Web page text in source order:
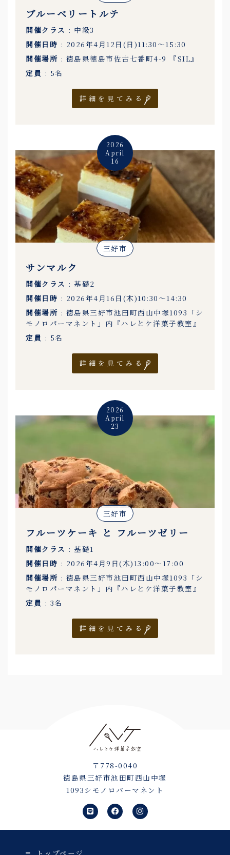
ブルーベリートルテ
開催クラス : 中級3
開催日時 : 2026年4月12日(日)11:30〜15:30
開催場所 : 徳島県徳島市佐古七番町4-9 『SIL』
定員 : 5名
詳細を見てみる
2026
April
16
三好市
サンマルク
開催クラス : 基礎2
開催日時 : 2026年4月16日(木)10:30〜14:30
開催場所 : 徳島県三好市池田町西山中塚1093「シ
モノロパーマネント」内『ハレとケ洋菓子教室』
定員 : 5名
詳細を見てみる
2026
April
23
三好市
フルーツケーキ と フルーツゼリー
開催クラス : 基礎1
開催日時 : 2026年4月9日(木)13:00〜17:00
開催場所 : 徳島県三好市池田町西山中塚1093「シ
モノロパーマネント」内『ハレとケ洋菓子教室』
定員 : 3名
詳細を見てみる
〒778-0040
徳島県三好市池田町西山中塚
1093シモノロパーマネント
L
i
n
e
F
a
c
e
I
n
s
t